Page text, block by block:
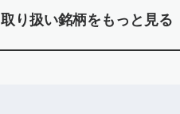
取り扱い銘柄をもっと見る